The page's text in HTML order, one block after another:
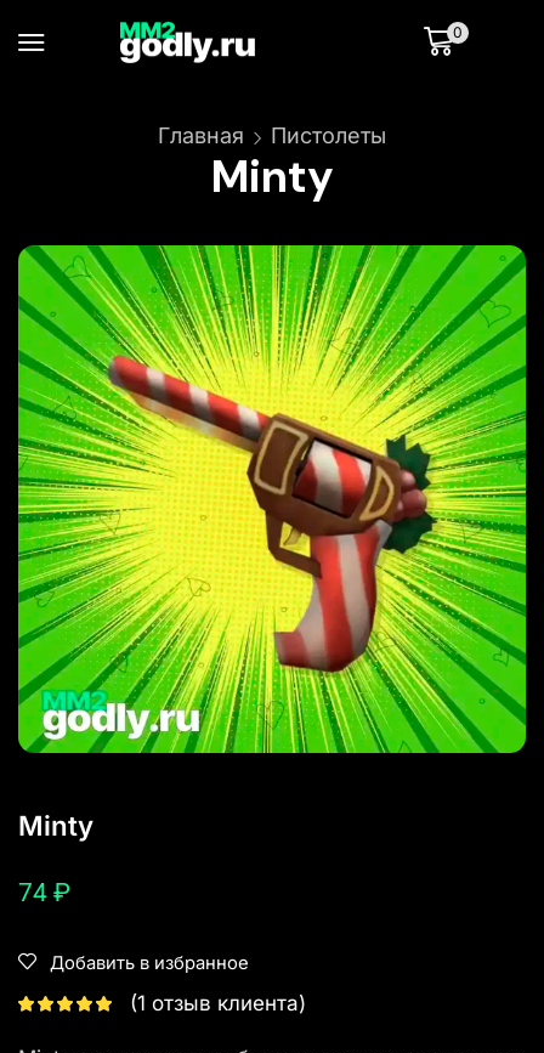
0
Главная Пистолеты
Minty
Minty
74 ₽
Добавить в избранное
(1 отзыв клиента)